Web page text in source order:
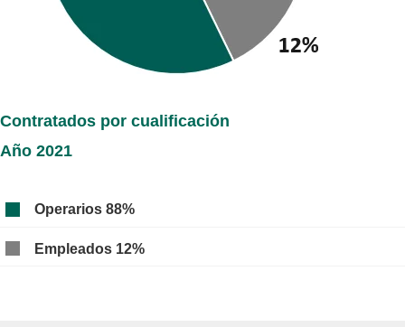
Contratados por cualificación
Año 2021
Operarios 88%
Empleados 12%